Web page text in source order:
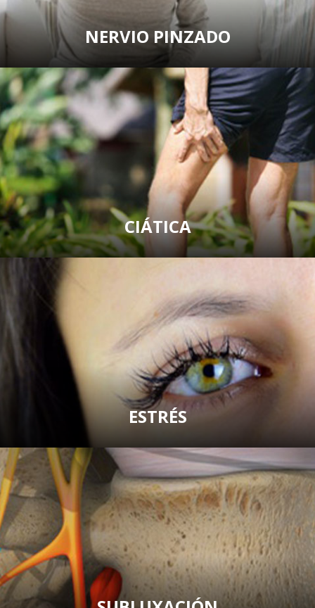
NERVIO PINZADO
CIÁTICA
ESTRÉS